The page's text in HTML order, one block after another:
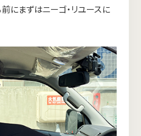
にまずはニーゴ・リユースに